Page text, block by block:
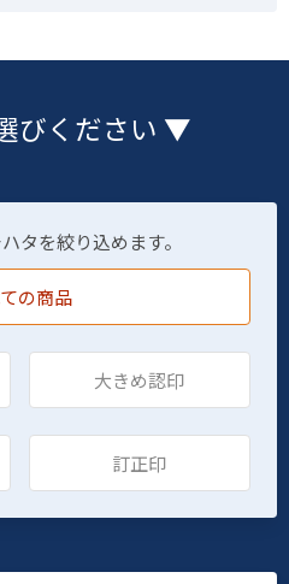
びください ▼
タを絞り込めます。
の商品
大きめ認印
訂正印